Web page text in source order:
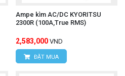
Ampe kìm AC/DC KYORITSU
2300R (100A,True RMS)
2,583,000 VND
ĐẶT MUA